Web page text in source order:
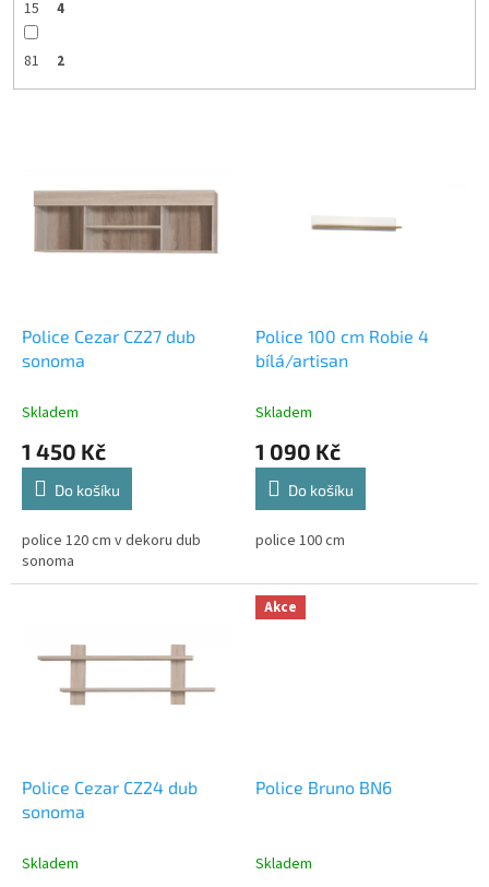
15 4
81 2
Police Cezar CZ27 dub
sonoma
Skladem
1 450 Kč
Do košíku
police 120 cm v dekoru dub
sonoma
Police 100 cm Robie 4
bílá/artisan
Skladem
1 090 Kč
Do košíku
police 100 cm
Police Cezar CZ24 dub
sonoma
Skladem
Akce
Police Bruno BN6
Skladem